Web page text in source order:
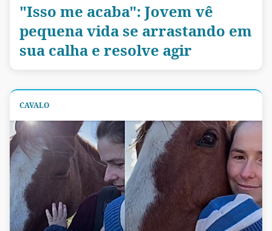
"Isso me acaba": Jovem vê
pequena vida se arrastando em
sua calha e resolve agir
CAVALO